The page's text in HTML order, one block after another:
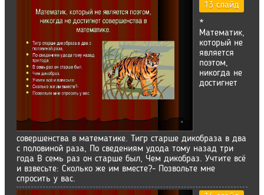
13 слайд
*
Математик,
который не
является
поэтом,
никогда не
достигнет
совершенства в математике. Тигр старше дикобраза в два
с половиной раза, По сведениям удода тому назад три
года В семь раз он старше был, Чем дикобраз. Учтите всё
и взвесьте: Сколько же им вместе?- Позвольте мне
спросить у вас.